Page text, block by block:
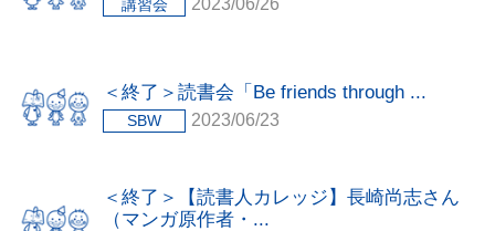
講習会
＜終了＞読書会「Be friends through ...
SBW 2023/06/23
＜終了＞【読書人カレッジ】長崎尚志さん
（マンガ原作者・...